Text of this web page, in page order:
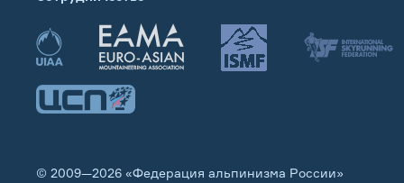
© 2009—2026 «Федерация альпинизма России»